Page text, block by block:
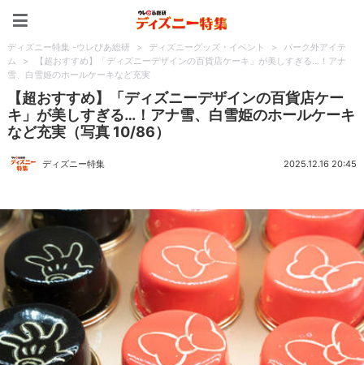
ディズニー特集 -ウレぴあ総研 > ディズニーグッズ・イベント >
パーク外アイテ
ム
>
【超おすすめ】「ディズニーデザインの百貨店ケーキ」が美しすぎる…！アナ
雪、白雪姫のホールケーキなど充実
【超おすすめ】「ディズニーデザインの百貨店ケー
キ」が美しすぎる…！アナ雪、白雪姫のホールケーキ
など充実（写真 10/86）
ディズニー特集 2025.12.16 20:45